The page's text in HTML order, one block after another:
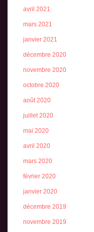
avril 2021
mars 2021
janvier 2021
décembre 2020
novembre 2020
octobre 2020
août 2020
juillet 2020
mai 2020
avril 2020
mars 2020
février 2020
janvier 2020
décembre 2019
novembre 2019